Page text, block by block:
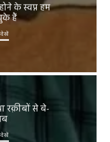
के स्वप्न हम
हैं
देखें
रक़ीबों से बे-
देखें